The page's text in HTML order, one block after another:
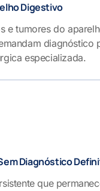
Digestivo
e tumores do
diagnóstico
especializada.
Diagnóstico
que